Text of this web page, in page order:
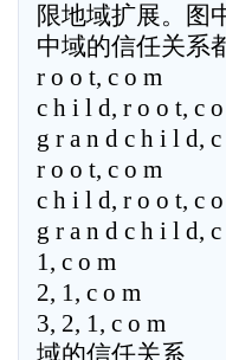
限地域扩展。图
中域的信任关系
r o o t, c o m
c h i l d, r o o t, c
g r a n d c h i l d,
r o o t, c o m
c h i l d, r o o t, c
g r a n d c h i l d,
1, c o m
2, 1, c o m
3, 2, 1, c o m
域的信任关系